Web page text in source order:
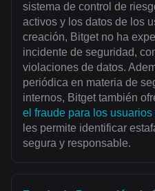
sistema de control de
activos y los datos de los
creación, Bitget no ha
incidente de seguridad,
violaciones de datos.
periódica en materia de
internos, Bitget también
el fraude para los
les permite identificar
segura y responsable.